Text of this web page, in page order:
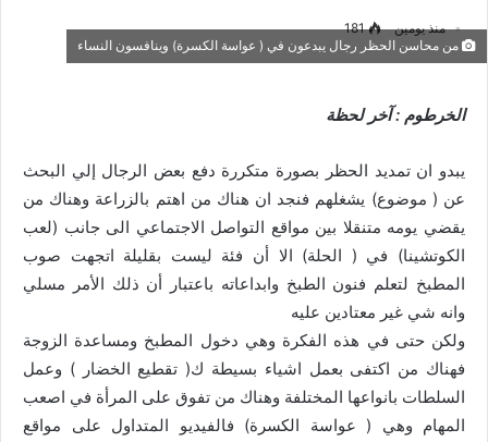
منذ يومين 181
من محاسن الحظر رجال يبدعون في ( عواسة الكسرة) وينافسون النساء
الخرطوم : آخر لحظة
يبدو ان تمديد الحظر بصورة متكررة دفع بعض الرجال إلي البحث
عن ( موضوع) يشغلهم فنجد ان هناك من اهتم بالزراعة وهناك من
يقضي يومه متنقلا بين مواقع التواصل الاجتماعي الى جانب (لعب
الكوتشينا) في ( الحلة) الا أن فئة ليست بقليلة اتجهت صوب
المطبخ لتعلم فنون الطبخ وابداعاته باعتبار أن ذلك الأمر مسلي
وانه شي غير معتادين عليه
ولكن حتى في هذه الفكرة وهي دخول المطبخ ومساعدة الزوجة
فهناك من اكتفى بعمل اشياء بسيطة ك( تقطيع الخضار ) وعمل
السلطات بانواعها المختلفة وهناك من تفوق على المرأة في اصعب
المهام وهي ( عواسة الكسرة) فالفيديو المتداول على مواقع